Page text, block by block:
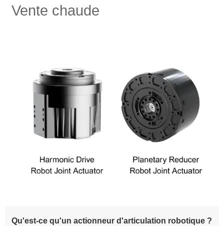
Vente chaude
Qu'est-ce qu'un actionneur d'articulation robotique ?